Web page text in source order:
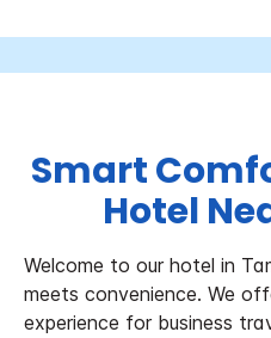
Smart
Hotel
Welcome to our hotel in
meets convenience. We
experience for business